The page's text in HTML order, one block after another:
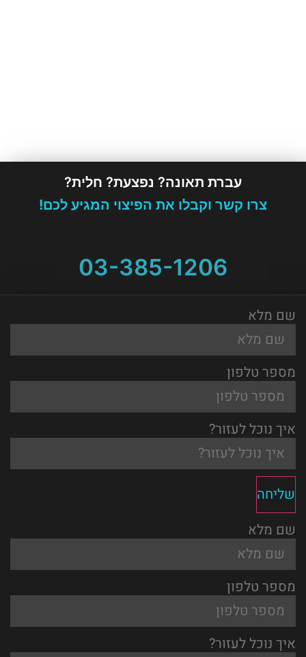
עברת תאונה? נפצעת? חלית?
צרו קשר וקבלו את הפיצוי המגיע לכם!
03-385-1206
שם מלא
מספר טלפון
איך נוכל לעזור?
שליחה
שם מלא
מספר טלפון
איך נוכל לעזור?